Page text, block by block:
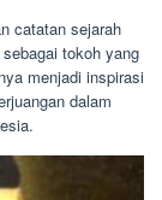
catatan sejarah
tokoh yang
menjadi inspirasi
dalam